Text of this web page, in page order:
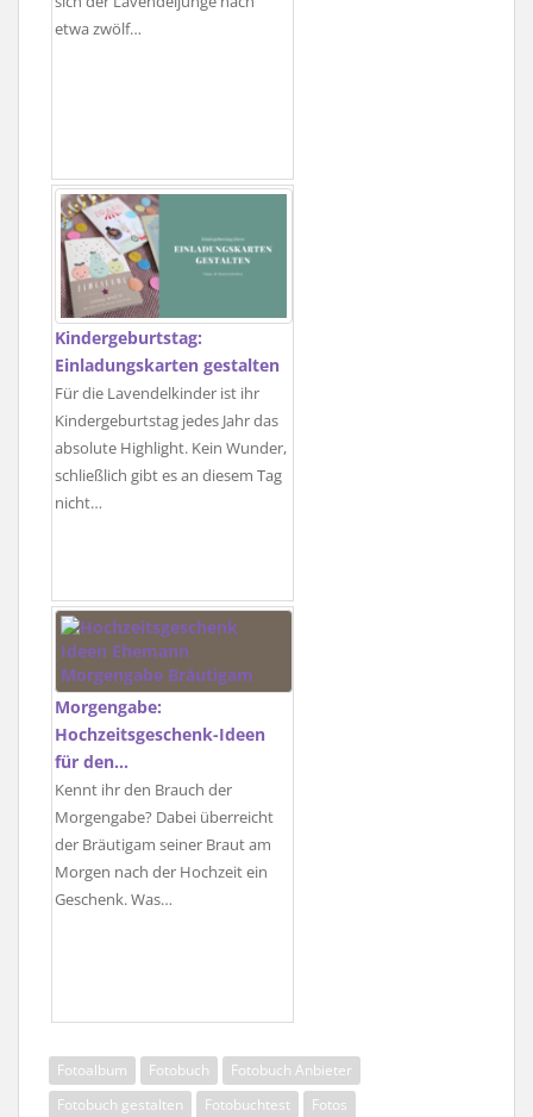
etwa zwölf…
Kindergeburtstag:
Einladungskarten gestalten
Für die Lavendelkinder ist ihr
Kindergeburtstag jedes Jahr das
absolute Highlight. Kein Wunder,
schließlich gibt es an diesem Tag
nicht…
Morgengabe:
Hochzeitsgeschenk-Ideen
für den…
Kennt ihr den Brauch der
Morgengabe? Dabei überreicht
der Bräutigam seiner Braut am
Morgen nach der Hochzeit ein
Geschenk. Was…
Fotoalbum Fotobuch
Fotobuch Anbieter
Fotobuch gestalten
Fotobuchtest Fotos